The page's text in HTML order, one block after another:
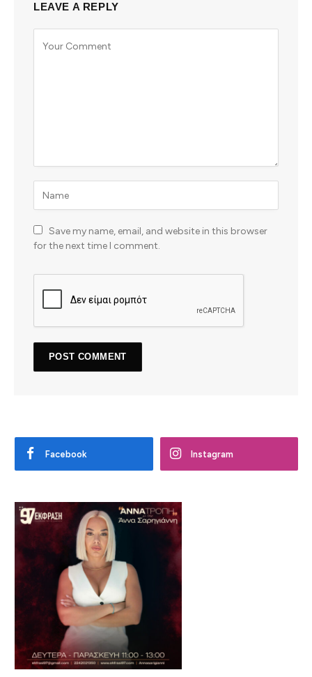
LEAVE A REPLY
Save my name, email, and website in this browser
for the next time I comment.
Facebook Instagram